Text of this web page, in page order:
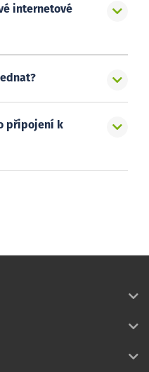
internetové
připojení k